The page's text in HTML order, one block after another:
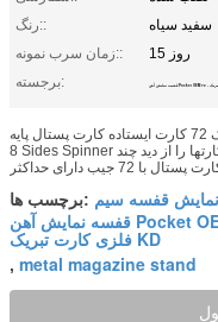
رنگ::
سفید سیاه
زمان سرب نمونه::
15 روز
برجسته:
کارت پستال 8 طرفه اسپینر صفحه نمایش فلزی رک 72 کارت ایستاده کارت پستال پایه
8 Sides Spinner کارت پستال فلزی صفحه نمایش رک ، می تواند کارتها را از دید چند
برچسب ها: قفسه سیم
قفسه نمایش آهن Pocket OEM 72 ، قفسه فلزی 8 طرفه اسپینر ، رک
فلزی کارت تبریک KD
, metal magazine stand